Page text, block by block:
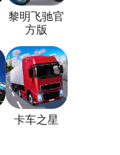
黎明飞驰官
方版
卡车之星